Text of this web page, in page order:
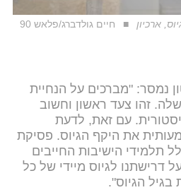
ארכיון חיים גולדברג/פלאש 90
נמסר: "מברכים על הנחיית
זהו צעד ראשון וחשוב
עם זאת, לדעת
את היקף הגיוס. פסיקת
תלמידי הישיבות החייבים
דרישתנו לגיוס מיידי של כל